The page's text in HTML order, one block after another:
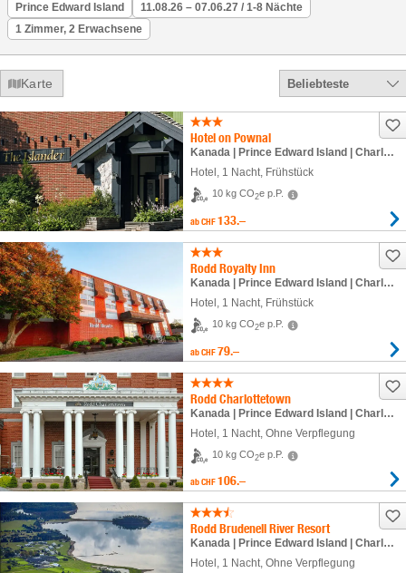
Prince Edward Island
11.08.26 – 07.06.27 / 1-8 Nächte
1 Zimmer, 2 Erwachsene
Karte Beliebteste
Hotel on Pownal
Kanada | Prince Edward Island | Charlottetown
Hotel , 1 Nacht, Frühstück
10 kg CO2e p.P.
ab CHF 133.–
Rodd Royalty Inn
Kanada | Prince Edward Island | Charlottetown
Hotel 1 Nacht, Frühstück
10 kg CO2e p.P.
ab CHF 79.–
Rodd Charlottetown
Kanada | Prince Edward Island | Charlottetown
Hotel 1 Nacht, Ohne Verpflegung
10 kg CO2e p.P.
ab CHF 106.–
Rodd Brudenell River Resort
Kanada | Prince Edward Island | Charlottetown
Hotel , 1 Nacht, Ohne Verpflegung